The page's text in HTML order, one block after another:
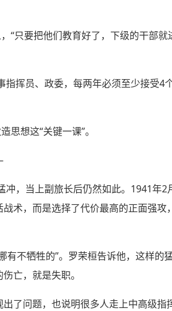
“只要把他们教育好了，下级的干部就
挥员、政委，每两年必须至少接受4
思想这“关键一课”。
，当上副旅长后仍然如此。1941年2
术，而是选择了代价最高的正面强攻
不牺牲的”。罗荣桓告诉他，这样的猛
亡，就是失职。
了问题，也说明很多人走上中高级指